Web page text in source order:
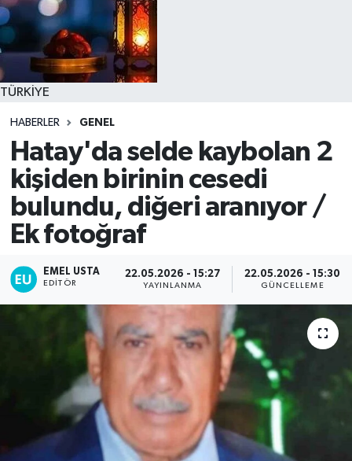
TÜRKİYE
HABERLER GENEL
Hatay'da selde kaybolan 2
kişiden birinin cesedi
bulundu, diğeri aranıyor /
Ek fotoğraf
EMEL USTA
EDITÖR
22.05.2026 - 15:27
YAYINLANMA
22.05.2026 - 15:30
GÜNCELLEME